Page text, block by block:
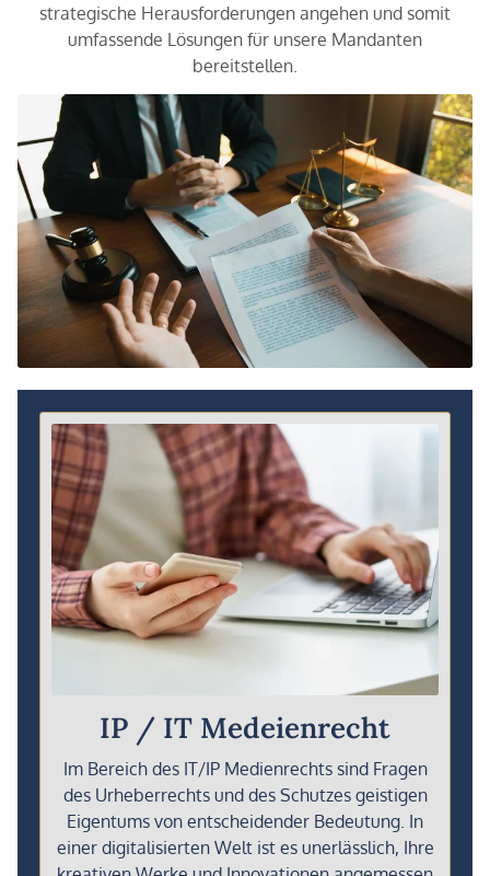
strategische Herausforderungen angehen und somit
umfassende Lösungen für unsere Mandanten
bereitstellen.
IP / IT Medeienrecht
Im Bereich des IT/IP Medienrechts sind Fragen
des Urheberrechts und des Schutzes geistigen
Eigentums von entscheidender Bedeutung. In
einer digitalisierten Welt ist es unerlässlich, Ihre